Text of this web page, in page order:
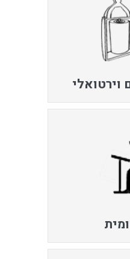
וירטואלי